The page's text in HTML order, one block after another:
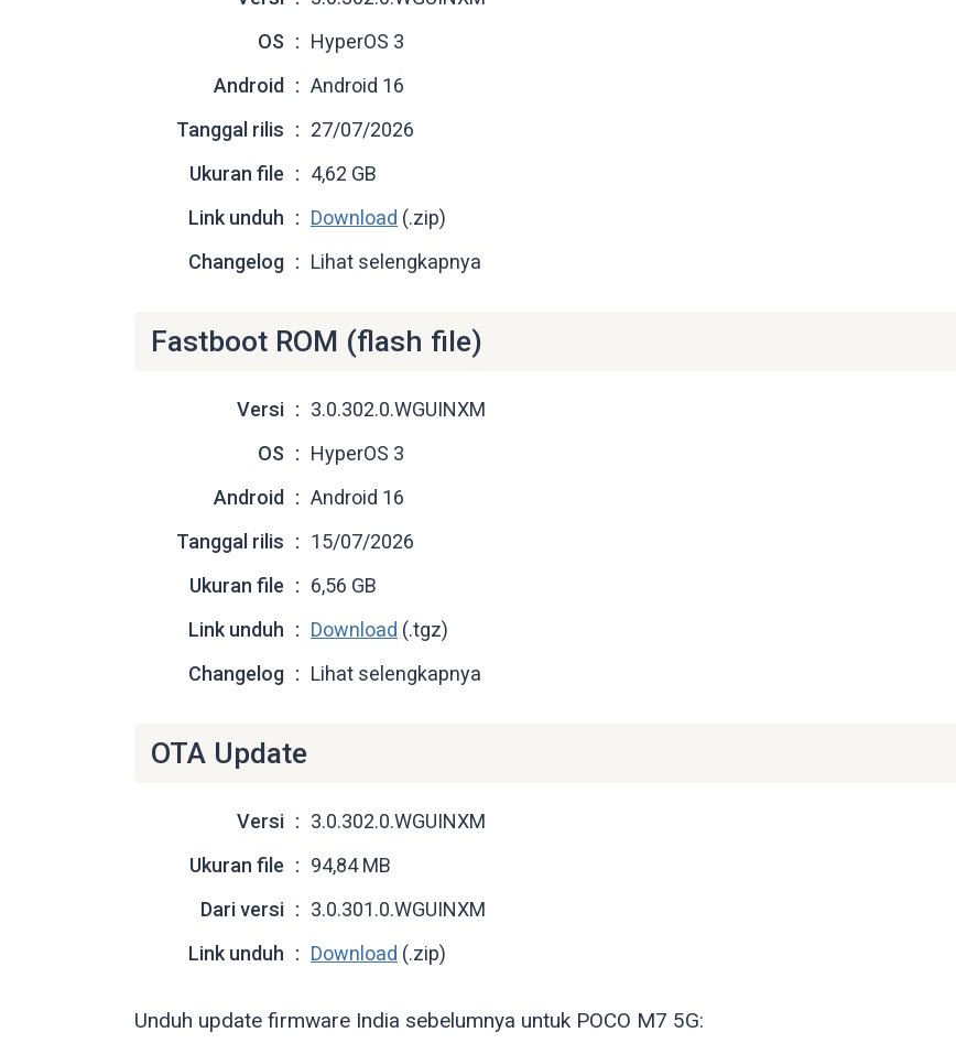
OS
HyperOS 3
Android
Android 16
Tanggal rilis
27/07/2026
Ukuran file
4,62 GB
Link unduh
Download (.zip)
Changelog
Lihat selengkapnya
Fastboot ROM (flash file)
Versi
3.0.302.0.WGUINXM
OS
HyperOS 3
Android
Android 16
Tanggal rilis
15/07/2026
Ukuran file
6,56 GB
Link unduh
Download (.tgz)
Changelog
Lihat selengkapnya
OTA Update
Versi
3.0.302.0.WGUINXM
Ukuran file
94,84 MB
Dari versi
3.0.301.0.WGUINXM
Link unduh
Download (.zip)
Unduh update firmware India sebelumnya untuk POCO M7 5G: